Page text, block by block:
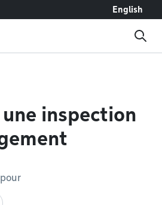
English
inspection